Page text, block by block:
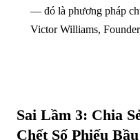
— đó là phương pháp
Victor Williams,
Sai Lầm 3: Chia
Chết Số Phiếu